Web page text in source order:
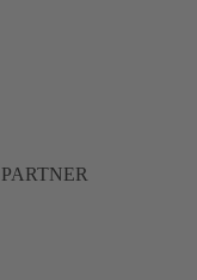
PARTNER